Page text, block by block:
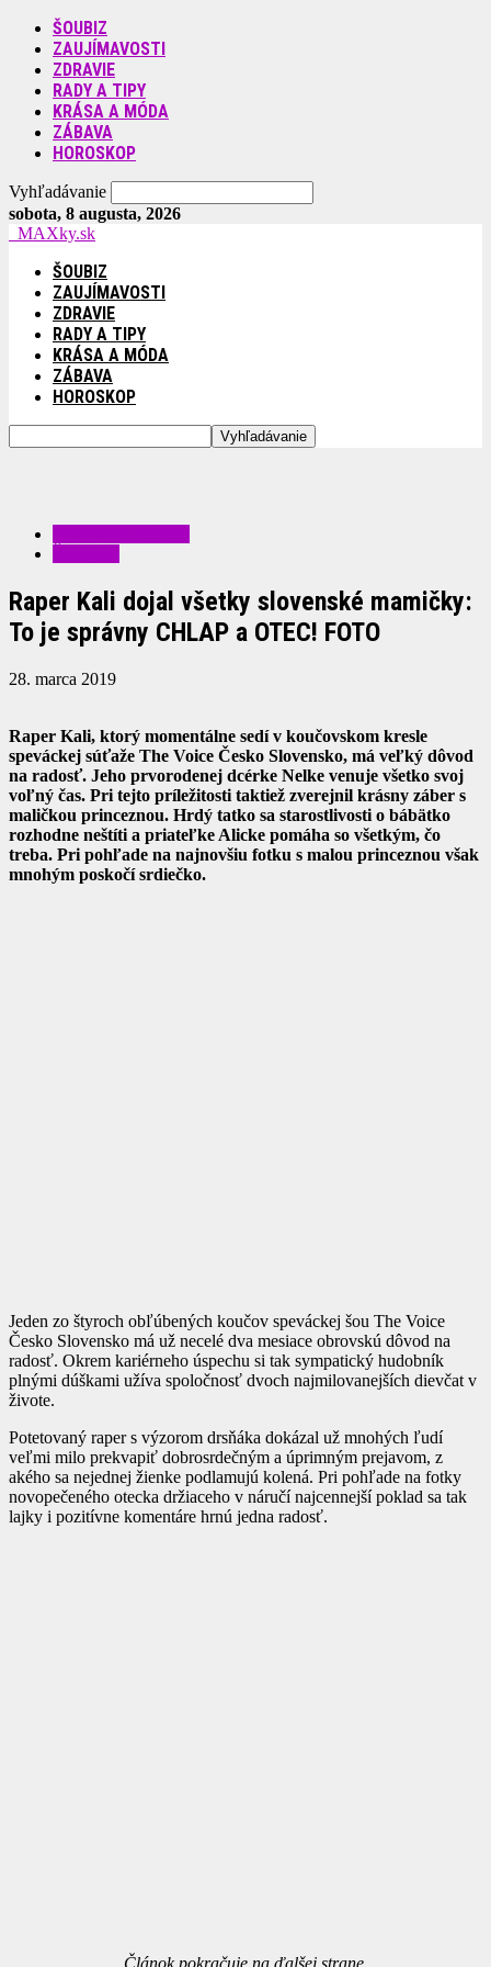
ŠOUBIZ
ZAUJÍMAVOSTI
ZDRAVIE
RADY A TIPY
KRÁSA A MÓDA
ZÁBAVA
HOROSKOP
Vyhľadávanie
sobota, 8 augusta, 2026
MAXky.sk
ŠOUBIZ
ZAUJÍMAVOSTI
ZDRAVIE
RADY A TIPY
KRÁSA A MÓDA
ZÁBAVA
HOROSKOP
Raper Kali dojal všetky slovenské mamičky:
To je správny CHLAP a OTEC! FOTO
28. marca 2019
Raper Kali, ktorý momentálne sedí v koučovskom kresle
speváckej súťaže The Voice Česko Slovensko, má veľký dôvod
na radosť. Jeho prvorodenej dcérke Nelke venuje všetko svoj
voľný čas. Pri tejto príležitosti taktiež zverejnil krásny záber s
maličkou princeznou. Hrdý tatko sa starostlivosti o bábätko
rozhodne neštíti a priateľke Alicke pomáha so všetkým, čo
treba. Pri pohľade na najnovšiu fotku s malou princeznou však
mnohým poskočí srdiečko.
Jeden zo štyroch obľúbených koučov speváckej šou The Voice
Česko Slovensko má už necelé dva mesiace obrovskú dôvod na
radosť. Okrem kariérneho úspechu si tak sympatický hudobník
plnými dúškami užíva spoločnosť dvoch najmilovanejších dievčat v
živote.
Potetovaný raper s výzorom drsňáka dokázal už mnohých ľudí
veľmi milo prekvapiť dobrosrdečným a úprimným prejavom, z
akého sa nejednej žienke podlamujú kolená. Pri pohľade na fotky
novopečeného otecka držiaceho v náručí najcennejší poklad sa tak
lajky i pozitívne komentáre hrnú jedna radosť.
Článok pokračuje na ďalšej strane.